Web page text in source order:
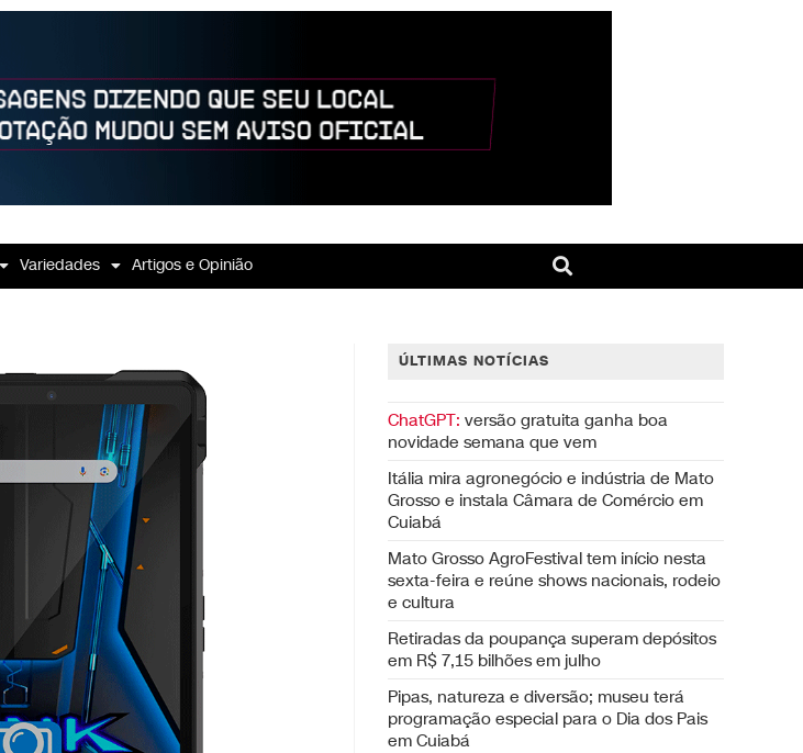
Variedades Artigos e Opinião
ÚLTIMAS NOTÍCIAS
ChatGPT: versão gratuita ganha boa
novidade semana que vem
Itália mira agronegócio e indústria de Mato
Grosso e instala Câmara de Comércio em
Cuiabá
Mato Grosso AgroFestival tem início nesta
sexta-feira e reúne shows nacionais, rodeio
e cultura
Retiradas da poupança superam depósitos
em R$ 7,15 bilhões em julho
Pipas, natureza e diversão; museu terá
programação especial para o Dia dos Pais
em Cuiabá